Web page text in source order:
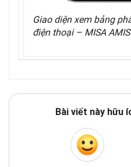
Giao diện xem bảng
điện thoại – MISA
Bài viết này hữu